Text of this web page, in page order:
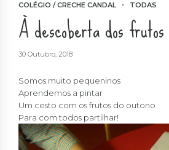
COLÉGIO / CRECHE CANDAL TODAS
À descoberta dos
30 Outubro, 2018
Somos muito pequeninos
Aprendemos a pintar
Um cesto com os frutos do outono
Para com todos partilhar!